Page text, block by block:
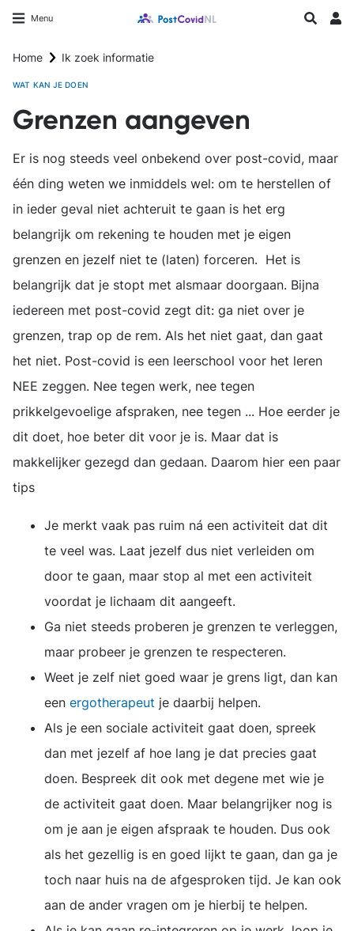
gaan
Menu Longfonds homepageZoeken
Home Ik zoek informatie
WAT KAN JE DOEN
Grenzen aangeven
Er is nog steeds veel onbekend over post-covid, maar
één ding weten we inmiddels wel: om te herstellen of
in ieder geval niet achteruit te gaan is het erg
belangrijk om rekening te houden met je eigen
grenzen en jezelf niet te (laten) forceren. Het is
belangrijk dat je stopt met alsmaar doorgaan. Bijna
iedereen met post-covid zegt dit: ga niet over je
grenzen, trap op de rem. Als het niet gaat, dan gaat
het niet. Post-covid is een leerschool voor het leren
NEE zeggen. Nee tegen werk, nee tegen
prikkelgevoelige afspraken, nee tegen ... Hoe eerder je
dit doet, hoe beter dit voor je is. Maar dat is
makkelijker gezegd dan gedaan. Daarom hier een paar
tips
Je merkt vaak pas ruim ná een activiteit dat dit
te veel was. Laat jezelf dus niet verleiden om
door te gaan, maar stop al met een activiteit
voordat je lichaam dit aangeeft.
Ga niet steeds proberen je grenzen te verleggen,
maar probeer je grenzen te respecteren.
Weet je zelf niet goed waar je grens ligt, dan kan
een ergotherapeut je daarbij helpen.
Als je een sociale activiteit gaat doen, spreek
dan met jezelf af hoe lang je dat precies gaat
doen. Bespreek dit ook met degene met wie je
de activiteit gaat doen. Maar belangrijker nog is
om je aan je eigen afspraak te houden. Dus ook
als het gezellig is en goed lijkt te gaan, dan ga je
toch naar huis na de afgesproken tijd. Je kan ook
aan de ander vragen om je hierbij te helpen.